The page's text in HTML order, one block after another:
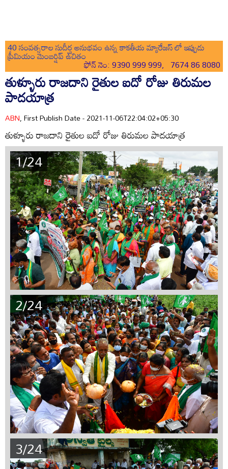
40 సంవత్సరాల సుదీర్ఘ అనుభవం ఉన్న కాకతీయ మ్యారేజస్ లో ఇప్పుడు
ప్రీమియం మెంబర్షిప్ ఉచితం
ఫోన్ నెం: 9390 999 999, 7674 86 8080
తుళ్ళూరు రాజదాని రైతుల ఐదో రోజు తిరుమల
పాదయాత్ర
ABN, First Publish Date - 2021-11-06T22:04:02+05:30
తుళ్ళూరు రాజదాని రైతుల ఐదో రోజు తిరుమల పాదయాత్ర
1/24
2/24
3/24